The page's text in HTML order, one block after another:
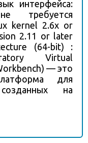
интерфейса:
требуется
kernel 2.6x or
2.11 or later
(64-bit) :
Virtual
— это
для
на